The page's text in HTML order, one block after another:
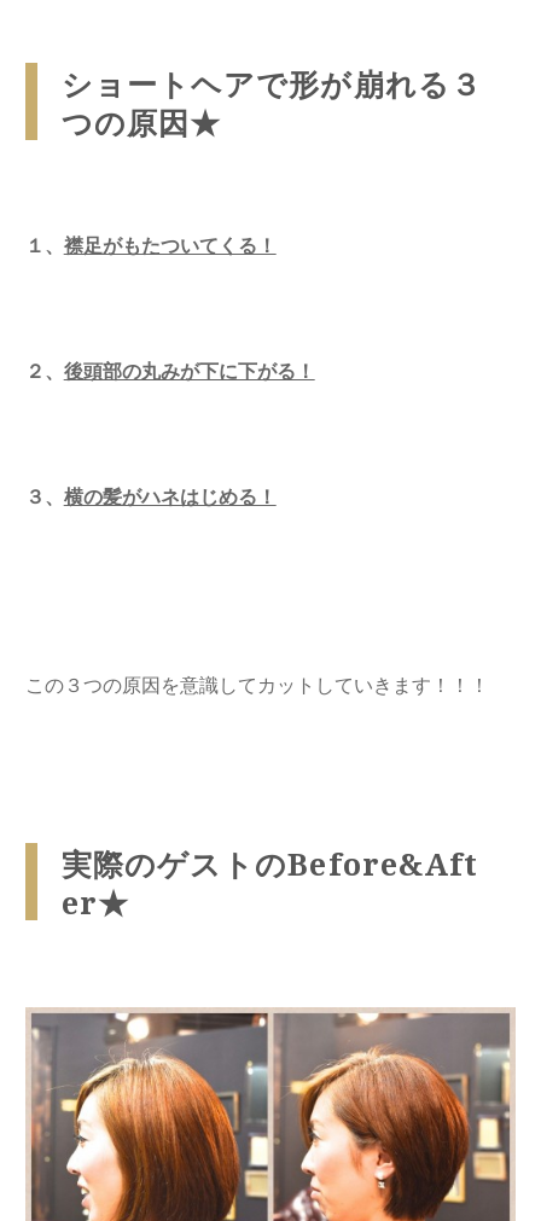
ショートヘアで形が崩れる３
つの原因★
１、 襟足がもたついてくる！
２、 後頭部の丸みが下に下がる！
３、 横の髪がハネはじめる！
この３つの原因を意識してカットしていきます！！！
実際のゲストのBefore&Aft
er★